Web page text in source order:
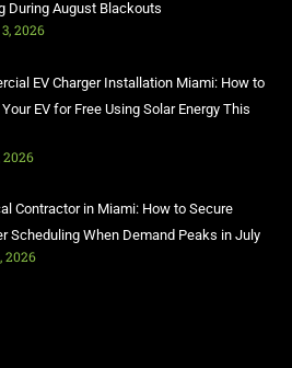
During August Blackouts
2026
EV Charger Installation Miami: How to
EV for Free Using Solar Energy This
2026
Contractor in Miami: How to Secure
Scheduling When Demand Peaks in July
2026